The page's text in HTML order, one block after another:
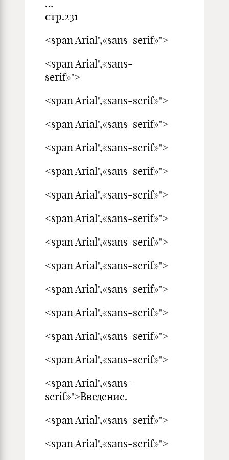
…
стр.231
<span Arial",«sans-serif»">
<span Arial",«sans-
serif»">
<span Arial",«sans-serif»">
<span Arial",«sans-serif»">
<span Arial",«sans-serif»">
<span Arial",«sans-serif»">
<span Arial",«sans-serif»">
<span Arial",«sans-serif»">
<span Arial",«sans-serif»">
<span Arial",«sans-serif»">
<span Arial",«sans-serif»">
<span Arial",«sans-serif»">
<span Arial",«sans-serif»">
<span Arial",«sans-serif»">
<span Arial",«sans-
serif»">Введение.
<span Arial",«sans-serif»">
<span Arial",«sans-serif»">